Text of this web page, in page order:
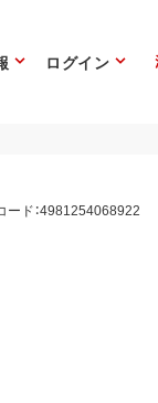
ログイン
ード：4981254068922